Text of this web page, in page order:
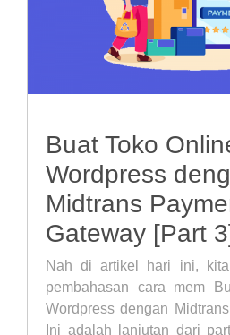
Buat Toko
Wordpress
Midtrans
Gateway [Part
Nah di artikel hari ini, kita
pembahasan cara mem
Wordpress dengan
Ini adalah lanjutan dari